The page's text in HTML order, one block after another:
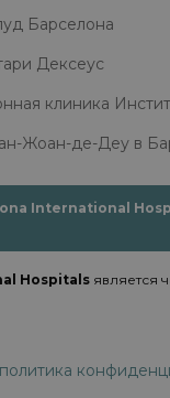
Барселона
Дексеус
клиника
Жоан-де-Деу в
International
Hospitals является
политика